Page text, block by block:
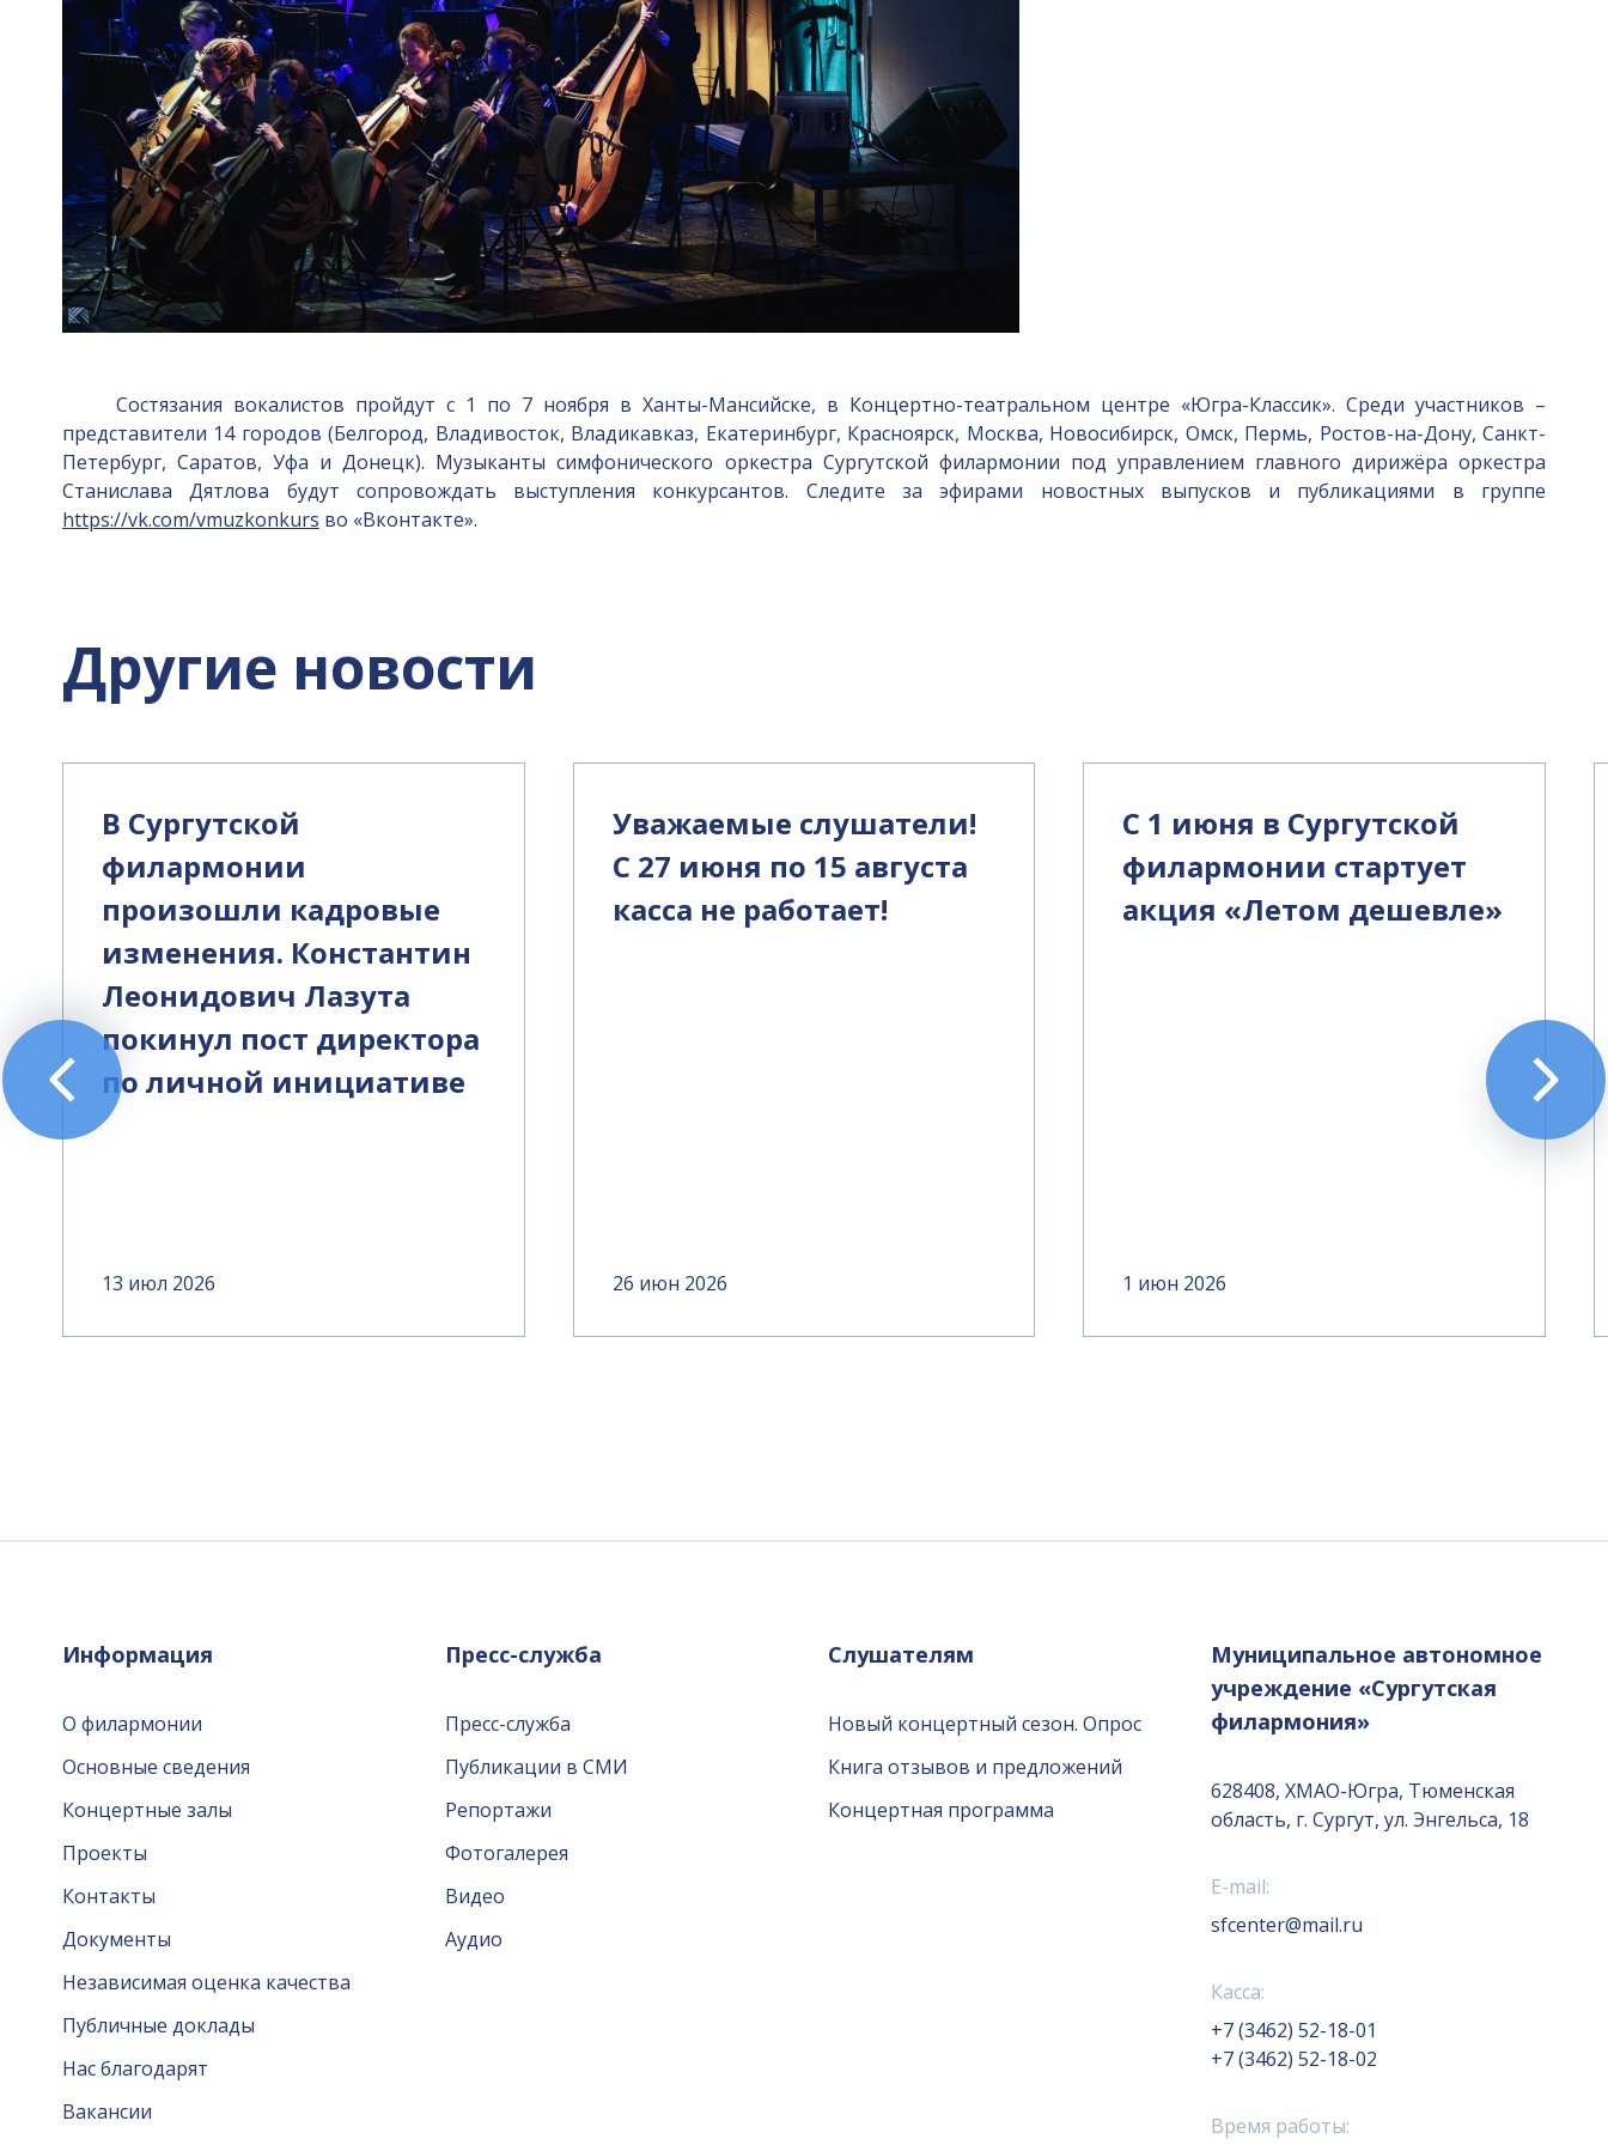
Состязания вокалистов пройдут с 1 по 7 ноября в Ханты-Мансийске, в Концертно-театральном центре «Югра-Классик». Среди участников –
представители 14 городов (Белгород, Владивосток, Владикавказ, Екатеринбург, Красноярск, Москва, Новосибирск, Омск, Пермь, Ростов-на-Дону, Санкт-
Петербург, Саратов, Уфа и Донецк). Музыканты симфонического оркестра Сургутской филармонии под управлением главного дирижёра оркестра
Станислава Дятлова будут сопровождать выступления конкурсантов. Следите за эфирами новостных выпусков и публикациями в группе
https://vk.com/vmuzkonkurs во «Вконтакте».
Другие новости
В Сургутской
филармонии
произошли кадровые
изменения. Константин
Леонидович Лазута
покинул пост директора
по личной инициативе
13 июл 2026
Уважаемые слушатели!
С 27 июня по 15 августа
касса не работает!
26 июн 2026
С 1 июня в Сургутской
филармонии стартует
акция «Летом дешевле»
1 июн 2026
Информация
О филармонии
Основные сведения
Концертные залы
Проекты
Контакты
Документы
Независимая оценка качества
Публичные доклады
Нас благодарят
Вакансии
Пресс-служба
Пресс-служба
Публикации в СМИ
Репортажи
Фотогалерея
Видео
Аудио
Слушателям
Новый концертный сезон. Опрос
Книга отзывов и предложений
Концертная программа
Муниципальное автономное
учреждение «Сургутская
филармония»
628408, ХМАО-Югра, Тюменская
область, г. Сургут, ул. Энгельса, 18
E-mail:
sfcenter@mail.ru
Касса:
+7 (3462) 52-18-01
+7 (3462) 52-18-02
Время работы: